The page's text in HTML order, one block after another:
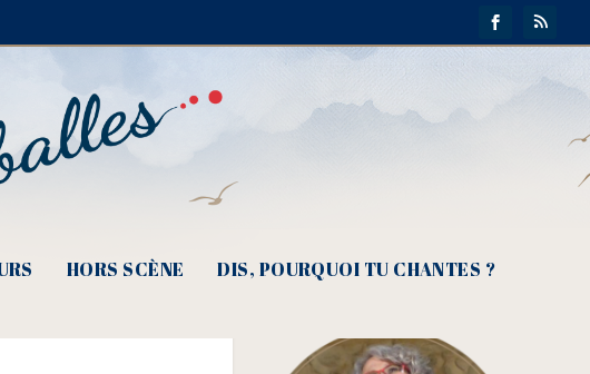
HORS SCÈNE DIS, POURQUOI TU CHANTES ?
poètes